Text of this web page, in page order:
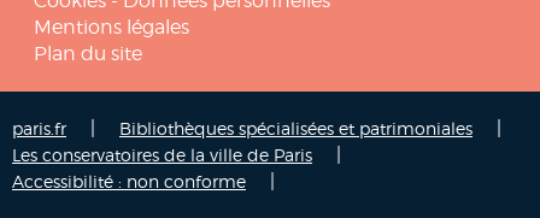
Mentions légales
Plan du site
paris.fr Bibliothèques spécialisées et patrimoniales
Les conservatoires de la ville de Paris
Accessibilité : non conforme